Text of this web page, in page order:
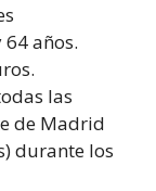
años.
las
de Madrid
durante los